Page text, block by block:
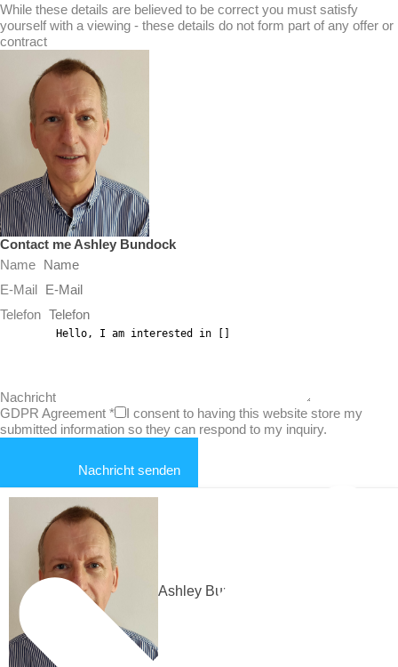
While these details are believed to be correct you must satisfy
yourself with a viewing - these details do not form part of any offer or
contract
Contact me Ashley Bundock
Name
E-Mail
Telefon
Nachricht
GDPR Agreement *
I consent to having this website store my
submitted information so they can respond to my inquiry.
Nachricht senden
villa in Jávea
Ashley Bundock